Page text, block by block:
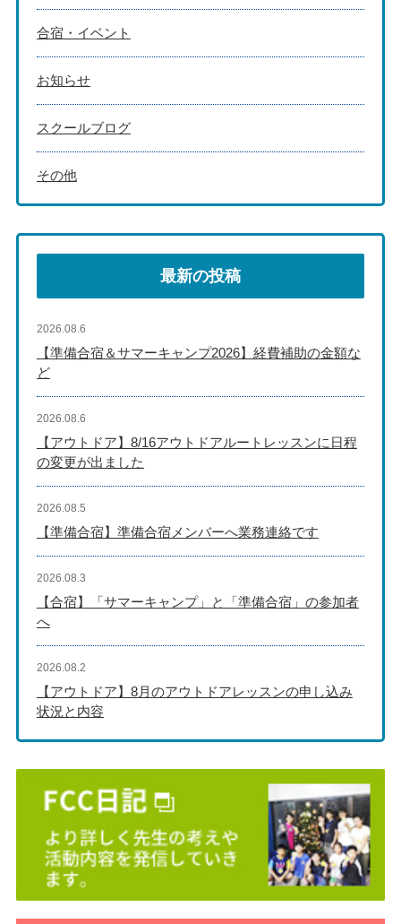
合宿・イベント
お知らせ
スクールブログ
その他
最新の投稿
【準備合宿＆サマーキャンプ2026】経費補助の金額な
ど
2026.08.6
【アウトドア】8/16アウトドアルートレッスンに日程
の変更が出ました
2026.08.6
【準備合宿】準備合宿メンバーへ業務連絡です
2026.08.5
【合宿】「サマーキャンプ」と「準備合宿」の参加者
へ
2026.08.3
【アウトドア】8月のアウトドアレッスンの申し込み
状況と内容
2026.08.2